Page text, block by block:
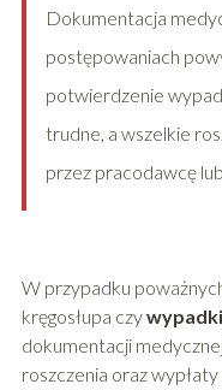
Dokumentacja
postępowaniach
potwierdzenie
trudne, a wszelkie
przez pracodawcę
W przypadku
kręgosłupa czy
dokumentacji
roszczenia oraz